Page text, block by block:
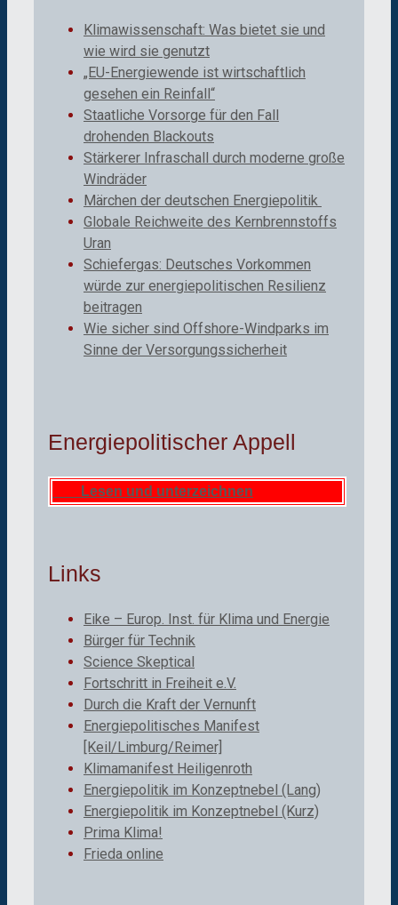
Klimawissenschaft: Was bietet sie und
wie wird sie genutzt
„EU-Energiewende ist wirtschaftlich
gesehen ein Reinfall“
Staatliche Vorsorge für den Fall
drohenden Blackouts
Stärkerer Infraschall durch moderne große
Windräder
Märchen der deutschen Energiepolitik
Globale Reichweite des Kernbrennstoffs
Uran
Schiefergas: Deutsches Vorkommen
würde zur energiepolitischen Resilienz
beitragen
Wie sicher sind Offshore-Windparks im
Sinne der Versorgungssicherheit
Energiepolitischer Appell
Lesen und unterzeichnen
Links
Eike – Europ. Inst. für Klima und Energie
Bürger für Technik
Science Skeptical
Fortschritt in Freiheit e.V.
Durch die Kraft der Vernunft
Energiepolitisches Manifest
[Keil/Limburg/Reimer]
Klimamanifest Heiligenroth
Energiepolitik im Konzeptnebel (Lang)
Energiepolitik im Konzeptnebel (Kurz)
Prima Klima!
Frieda online